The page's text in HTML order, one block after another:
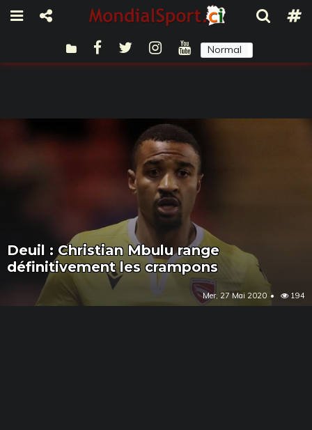
Normal
Deuil : Christian Mbulu range
définitivement les crampons
Mer, 27 Mai 2020 194